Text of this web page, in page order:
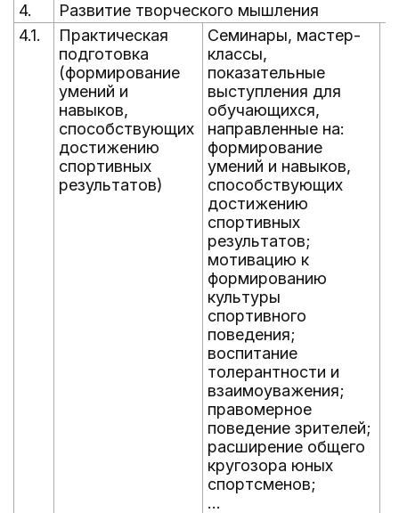
4.
Развитие творческого мышления
4.1.
Практическая
подготовка
(формирование
умений и
навыков,
способствующих
достижению
спортивных
результатов)
Семинары, мастер-
классы,
показательные
выступления для
обучающихся,
направленные на:
формирование
умений и навыков,
способствующих
достижению
спортивных
результатов;
мотивацию к
формированию
культуры
спортивного
поведения;
воспитание
толерантности и
взаимоуважения;
правомерное
поведение зрителей;
расширение общего
кругозора юных
спортсменов;
...